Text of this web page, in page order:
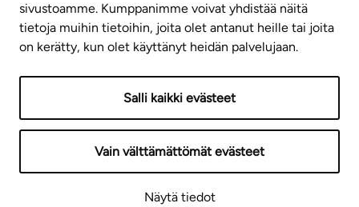
sivustoamme. Kumppanimme voivat yhdistää näitä
tietoja muihin tietoihin, joita olet antanut heille tai joita
on kerätty, kun olet käyttänyt heidän palvelujaan.
Salli kaikki evästeet
Vain välttämättömät evästeet
Näytä tiedot
Mediapankki
TietosuojaselosteSaavutettavuusseloste